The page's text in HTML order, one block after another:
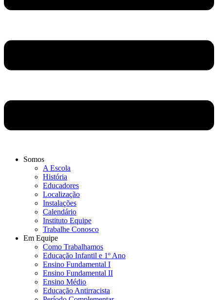
Somos
A Escola
História
Educadores
Localização
Instalações
Calendário
Instituto Equipe
Trabalhe Conosco
Em Equipe
Como Trabalhamos
Educação Infantil e 1º Ano
Ensino Fundamental I
Ensino Fundamental II
Ensino Médio
Educação Antirracista